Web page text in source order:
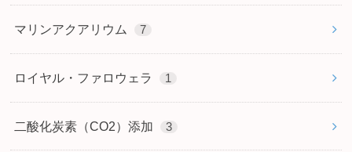
マリンアクアリウム 7
ロイヤル・ファロウェラ 1
二酸化炭素（CO2）添加 3